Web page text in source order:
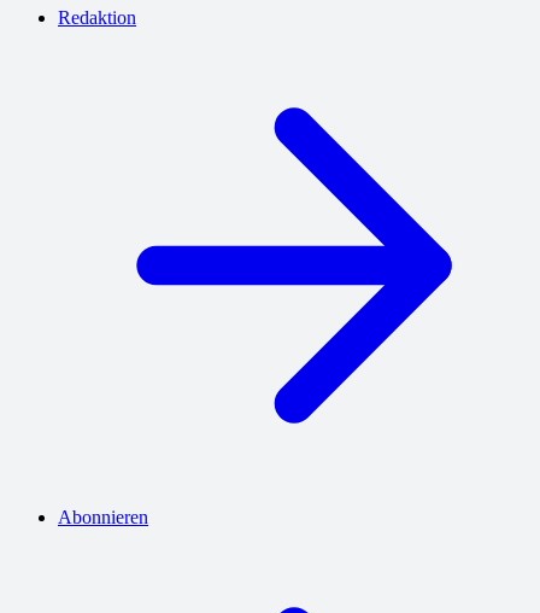
Redaktion
Abonnieren